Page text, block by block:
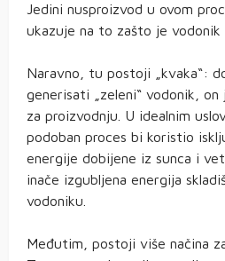
Jedini nusproizvod u ovom
ukazuje na to zašto je vodonik
Naravno, tu postoji „kvaka“:
generisati „zeleni“ vodonik,
za proizvodnju. U idealnim
podoban proces bi koristio
energije dobijene iz sunca i
inače izgubljena energija
vodoniku.
Međutim, postoji više načina